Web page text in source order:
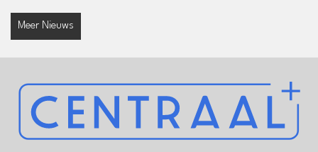
Meer Nieuws